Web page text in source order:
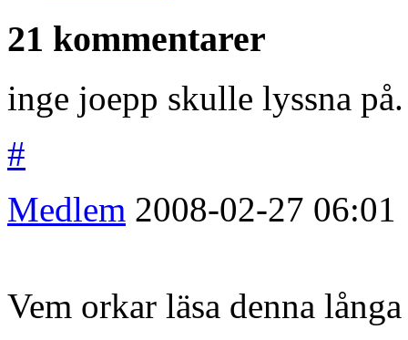
21 kommentarer
inge joepp skulle lyssna på.
#
Medlem 2008-02-27 06:01
Vem orkar läsa denna